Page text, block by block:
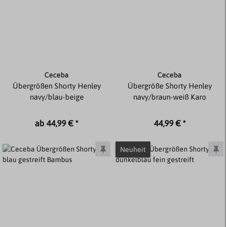
Ceceba
Übergrößen Shorty Henley
navy/blau-beige
ab 44,99 € *
Ceceba
Übergröße Shorty Henley
navy/braun-weiß Karo
44,99 € *
Neuheit